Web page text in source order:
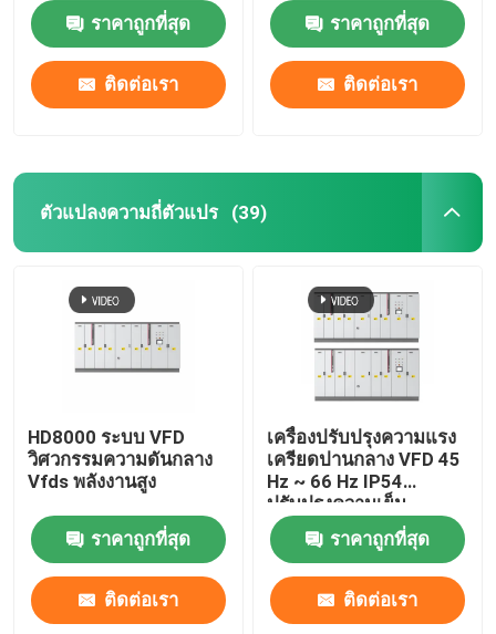
ราคาถูกที่สุด
ติดต่อเรา
ราคาถูกที่สุด
ติดต่อเรา
ตัวแปลงความถี่ตัวแปร (39)
HD8000 ระบบ VFD
วิศวกรรมความดันกลาง
Vfds พลังงานสูง
ราคาถูกที่สุด
ติดต่อเรา
เครื่องปรับปรุงความแรง
เครียดปานกลาง VFD 45
Hz ~ 66 Hz IP54
ปรับปรุงความเย็น
ของเหลว
ราคาถูกที่สุด
ติดต่อเรา